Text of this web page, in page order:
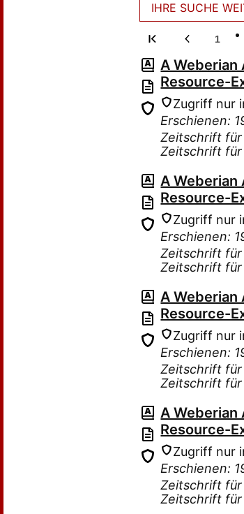
IHRE SUCHE
1
A Weberian
Resource-
Zugriff nur
Erschienen:
Zeitschrift für
Zeitschrift für
A Weberian
Resource-
Zugriff nur
Erschienen:
Zeitschrift für
Zeitschrift für
A Weberian
Resource-
Zugriff nur
Erschienen:
Zeitschrift für
Zeitschrift für
A Weberian
Resource-
Zugriff nur
Erschienen:
Zeitschrift für
Zeitschrift für